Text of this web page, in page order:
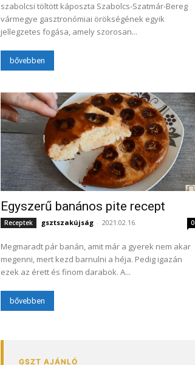
szabolcsi töltött káposzta Szabolcs-Szatmár-Bereg
vármegye gasztronómiai örökségének egyik
jellegzetes fogása, amely szorosan...
bővebben
Egyszerű banános pite recept
Receptek gsztszakújság - 2021.02.16. 0
Megmaradt pár banán, amit már a gyerek nem akar
megenni, mert kezd barnulni a héja. Pedig igazán
ezek az érett és finom darabok. A...
bővebben